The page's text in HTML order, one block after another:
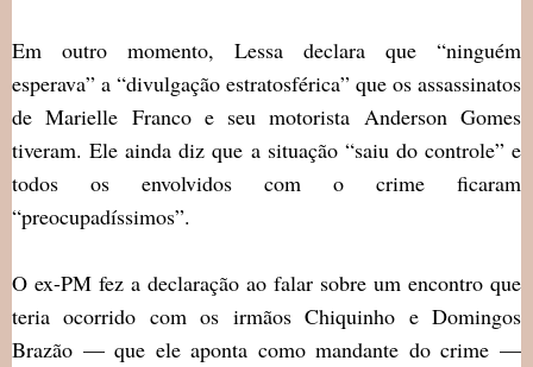
Em outro momento, Lessa declara que “ninguém
esperava” a “divulgação estratosférica” que os assassinatos
de Marielle Franco e seu motorista Anderson Gomes
tiveram. Ele ainda diz que a situação “saiu do controle” e
todos os envolvidos com o crime ficaram
“preocupadíssimos”.
O ex-PM fez a declaração ao falar sobre um encontro que
teria ocorrido com os irmãos Chiquinho e Domingos
Brazão — que ele aponta como mandante do crime —